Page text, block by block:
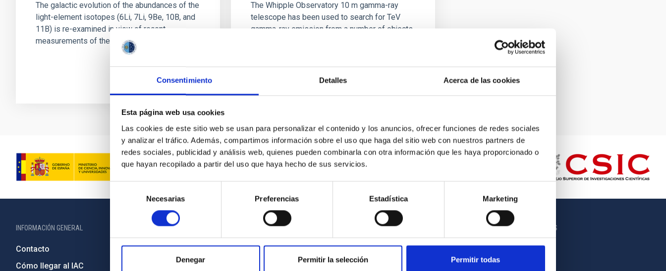
Consentimiento Detalles Acerca de las cookies
Esta página web usa cookies
Las cookies de este sitio web se usan para personalizar el contenido y los anuncios, ofrecer funciones de redes sociales
y analizar el tráfico. Además, compartimos información sobre el uso que haga del sitio web con nuestros partners de
redes sociales, publicidad y análisis web, quienes pueden combinarla con otra información que les haya proporcionado o
que hayan recopilado a partir del uso que haya hecho de sus servicios.
de
consentimiento
Necesarias Preferencias Estadística Marketing
Denegar Permitir la selección Permitir todas
The galactic evolution of the abundances of the
light-element isotopes (6Li, 7Li, 9Be, 10B, and
11B) is re-examined in view of recent
measurements of the 7Li...
The Whipple Observatory 10 m gamma-ray
telescope has been used to search for TeV
gamma-ray emission from a number of objects.
INFORMACIÓN GENERAL
Contacto
Cómo llegar al IAC
Legislación
Transparencia
PORTAL DEL IAC
Mapa web
Políticas de privacidad
OTROS ENLACES
Empleo